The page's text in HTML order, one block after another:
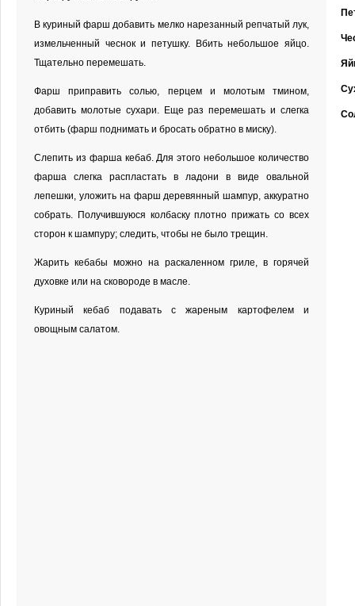
В куриный фарш добавить мелко нарезанный репчатый лук,
измельченный чеснок и петушку. Вбить небольшое яйцо.
Тщательно перемешать.
Фарш приправить солью, перцем и молотым тмином,
добавить молотые сухари. Еще раз перемешать и слегка
отбить (фарш поднимать и бросать обратно в миску).
Слепить из фарша кебаб. Для этого небольшое количество
фарша слегка распластать в ладони в виде овальной
лепешки, уложить на фарш деревянный шампур, аккуратно
собрать. Получившуюся колбаску плотно прижать со всех
сторон к шампуру; следить, чтобы не было трещин.
Жарить кебабы можно на раскаленном гриле, в горячей
духовке или на сковороде в масле.
Куриный кебаб подавать с жареным картофелем и
овощным салатом.